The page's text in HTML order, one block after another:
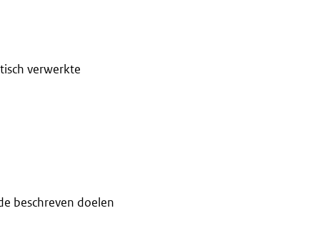
verwerkte
beschreven doelen